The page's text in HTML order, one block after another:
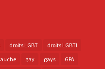
droits LGBT
droits LGBTI
gay gays GPA